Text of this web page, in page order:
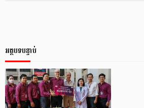
អត្ថបទបន្ទាប់